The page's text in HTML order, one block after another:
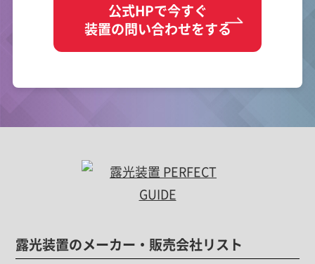
公式HPで今すぐ
装置の問い合わせをする
露光装置のメーカー・販売会社リスト